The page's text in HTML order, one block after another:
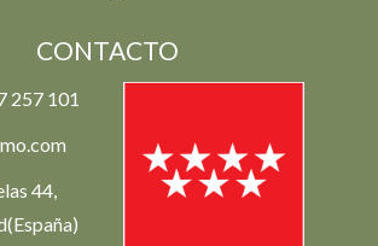
CONTACTO
257 101
44,